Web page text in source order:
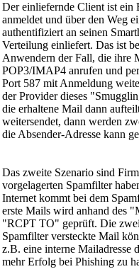
Der einliefernde Client ist ein
anmeldet und über den Weg
authentifiziert an seinen
Verteilung einliefert. Das ist
Anwendern der Fall, die ihre
POP3/IMAP4 anrufen und
Port 587 mit Anmeldung
der Provider dieses
die erhaltene Mail dann
weitersendet, dann werden
die Absender-Adresse kann
Das zweite Szenario sind
vorgelagerten Spamfilter
Internet kommt bei dem
erste Mails wird anhand des
"RCPT TO" geprüft. Die
Spamfilter versteckte Mail
z.B. eine interne Mailadresse
mehr Erfolg bei Phishing zu